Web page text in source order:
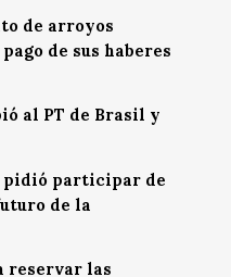
de arroyos
de sus haberes
al PT de Brasil y
pidió participar de
de la
reservar las